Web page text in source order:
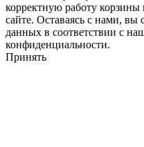
корректную работу
сайте. Оставаясь с нами, вы
данных в соответствии с
конфиденциальности.
Принять